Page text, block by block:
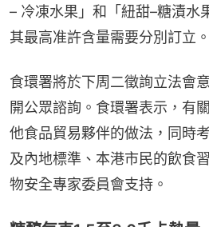
– 冷凍水果」和「紐甜–糖漬水
其最高准許含量需要分別訂立。
食環署將於下周二徵詢立法會
開公眾諮詢。食環署表示，有
他食品貿易夥伴的做法，同時
及內地標準、本港市民的飲食
物安全專家委員會支持。